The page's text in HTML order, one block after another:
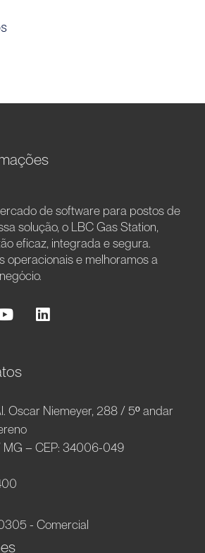
de software para postos de
solução, o LBC Gas Station,
eficaz, integrada e segura.
operacionais e melhoramos a
Oscar Niemeyer, 288 / 5º andar
MG – CEP: 34006-049
- Comercial